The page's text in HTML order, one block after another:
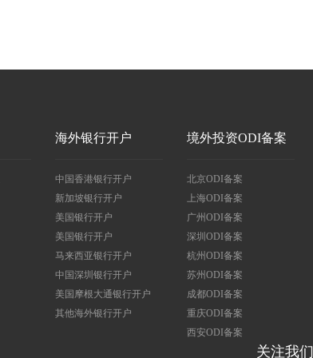
海外银行开户
中国香港银行开户
新加坡银行开户
美国银行开户
美国银行开户
马来西亚银行开户
中国深圳银行开户
美国摩根大通银行开户
其他海外银行开户
境外投资ODI备案
北京ODI备案
上海ODI备案
广州ODI备案
深圳ODI备案
杭州ODI备案
苏州ODI备案
成都ODI备案
重庆ODI备案
西安ODI备案
关注我们